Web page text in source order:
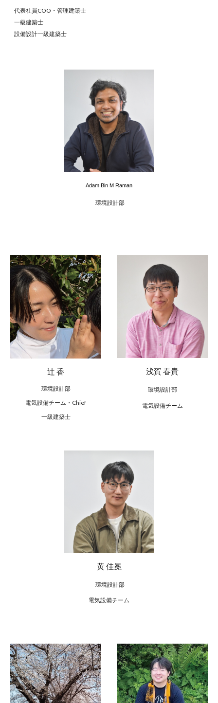
代表社員COO ・管理建築士
一級建築士
設備設計一級建築士
Adam Bin M Raman
環境設計部
辻 香
環境設計部
電気設備チーム ・Chief
一級建築士
浅賀 春貴
環境設計部
電気設備チーム
黄 佳冕
環境設計部
電気設備チーム